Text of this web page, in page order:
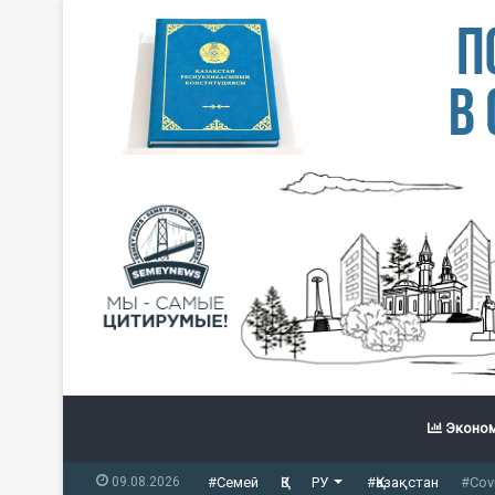
09.08.2026 #Семей ҚЗ РУ #Қазақстан